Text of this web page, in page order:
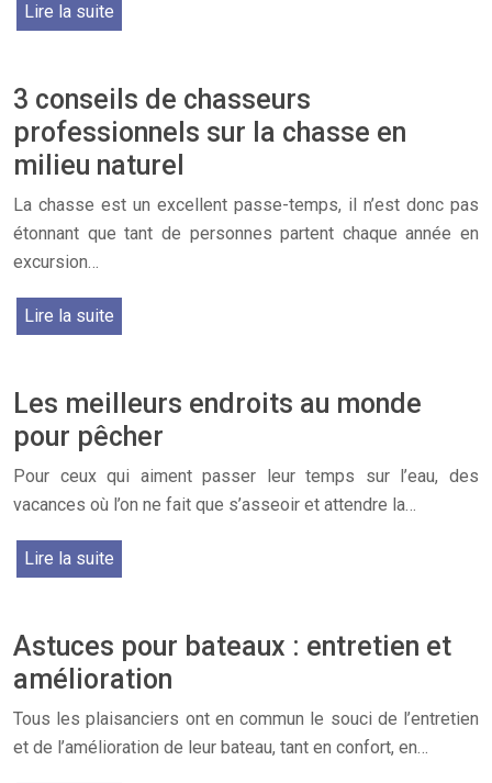
Lire la suite
3 conseils de chasseurs
professionnels sur la chasse en
milieu naturel
La chasse est un excellent passe-temps, il n’est donc pas
étonnant que tant de personnes partent chaque année en
excursion…
Lire la suite
Les meilleurs endroits au monde
pour pêcher
Pour ceux qui aiment passer leur temps sur l’eau, des
vacances où l’on ne fait que s’asseoir et attendre la…
Lire la suite
Astuces pour bateaux : entretien et
amélioration
Tous les plaisanciers ont en commun le souci de l’entretien
et de l’amélioration de leur bateau, tant en confort, en…